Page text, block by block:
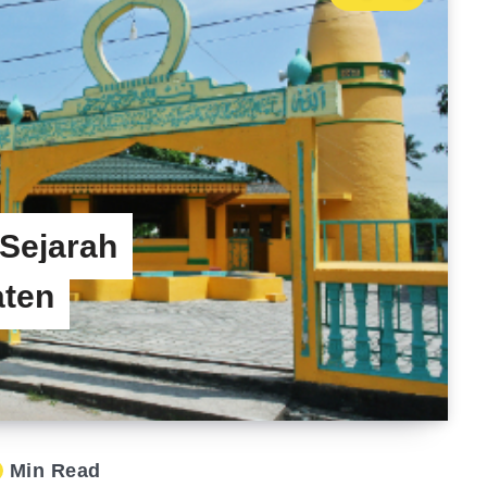
Min Read